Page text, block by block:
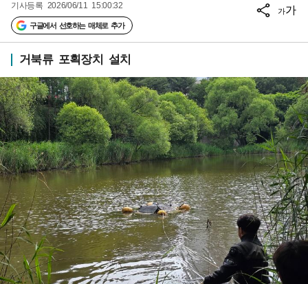
기사등록 2026/06/11 15:00:32
구글에서 선호하는 매체로 추가
가가
거북류 포획장치 설치